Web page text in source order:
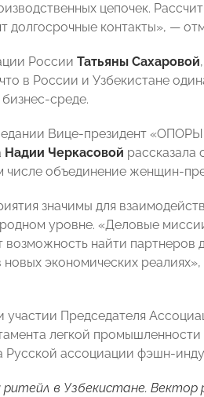
цепочек.
долгосрочные контакты», —
России Татьяны Сахаровой
в России и Узбекистане
среде.
Вице-президент
Надии Черкасовой рассказала
числе объединение женщин-
значимы для
уровне. «Деловые
найти партнеров
экономических
Председателя
легкой
Русской ассоциации фэшн-
в Узбекистане. Вектор